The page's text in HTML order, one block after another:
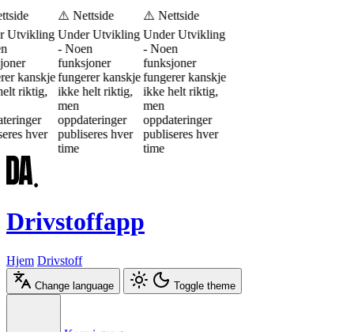
Utvikling
kanskje
riktig,
hver
⚠️ Nettside
Under Utvikling
- Noen
funksjoner
fungerer kanskje
ikke helt riktig,
men
oppdateringer
publiseres hver
time
⚠️ Nettside
Under Utvikling
- Noen
funksjoner
fungerer kanskje
ikke helt riktig,
men
oppdateringer
publiseres hver
time
Drivstoffapp
Hjem Drivstoff
Change language Toggle theme